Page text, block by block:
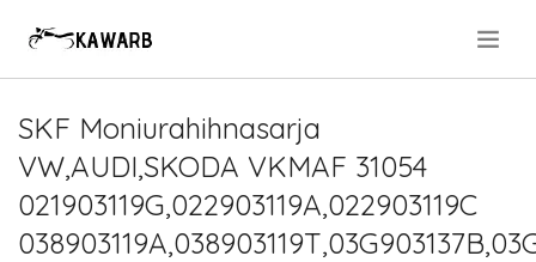
SKF Moniurahihnasarja
VW,AUDI,SKODA VKMAF 31054
021903119G,022903119A,022903119C